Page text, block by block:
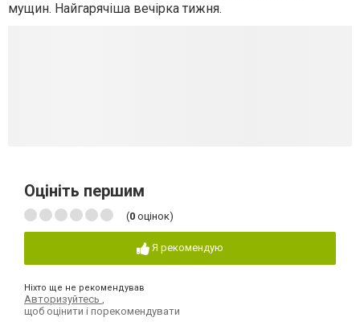
мущин. Найгарячіша вечірка тижня.
Оцініть першим
(0 оцінок)
Я рекомендую
Ніхто ще не рекомендував
Авторизуйтесь
щоб оцінити і порекомендувати